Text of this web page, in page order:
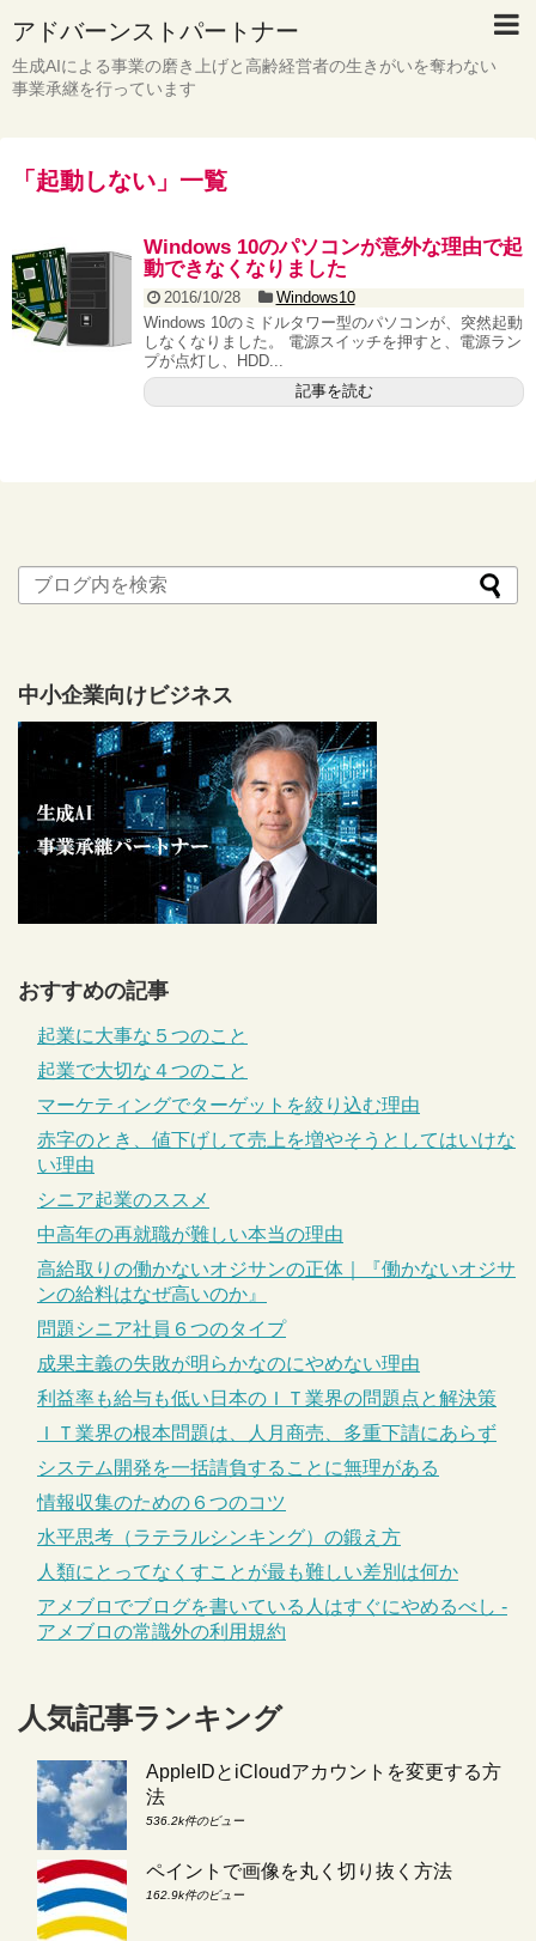
アドバーンストパートナー
生成AIによる事業の磨き上げと高齢経営者の生きがいを奪わない
事業承継を行っています
「 起動しない 」 一覧
Windows 10のパソコンが意外な理由で起
動できなくなりました
2016/10/28
Windows10
Windows 10のミドルタワー型のパソコンが、突然起動
しなくなりました。 電源スイッチを押すと、電源ラン
プが点灯し、HDD...
記事を読む
中小企業向けビジネス
おすすめの記事
起業に大事な５つのこと
起業で大切な４つのこと
マーケティングでターゲットを絞り込む理由
赤字のとき、値下げして売上を増やそうとしてはいけな
い理由
シニア起業のススメ
中高年の再就職が難しい本当の理由
高給取りの働かないオジサンの正体｜『働かないオジサ
ンの給料はなぜ高いのか』
問題シニア社員６つのタイプ
成果主義の失敗が明らかなのにやめない理由
利益率も給与も低い日本のＩＴ業界の問題点と解決策
ＩＴ業界の根本問題は、人月商売、多重下請にあらず
システム開発を一括請負することに無理がある
情報収集のための６つのコツ
水平思考（ラテラルシンキング）の鍛え方
人類にとってなくすことが最も難しい差別は何か
アメブロでブログを書いている人はすぐにやめるべし -
アメブロの常識外の利用規約
人気記事ランキング
AppleIDとiCloudアカウントを変更する方
法
536.2k件のビュー
ペイントで画像を丸く切り抜く方法
162.9k件のビュー